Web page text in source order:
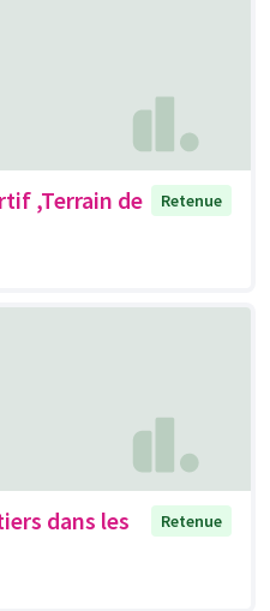
,Terrain de
Retenue
dans les
Retenue